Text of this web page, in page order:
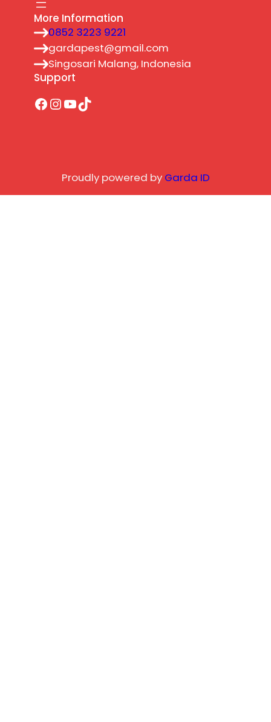
More Information
0852 3223 9221
gardapest@gmail.com
Singosari Malang, Indonesia
Support
Facebook InstagramYouTube TikTok
Proudly powered by Garda ID